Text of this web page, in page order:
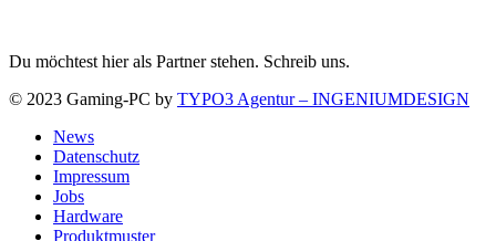
Du möchtest hier als Partner stehen. Schreib uns.
© 2023 Gaming-PC by TYPO3 Agentur – INGENIUMDESIGN
News
Datenschutz
Impressum
Jobs
Hardware
Produktmuster